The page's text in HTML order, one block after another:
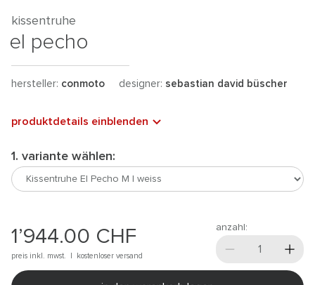
kissentruhe
el pecho
hersteller: conmoto designer: sebastian david büscher
produktdetails einblenden
1. variante wählen:
1’944.00 CHF
preis inkl. mwst. | kostenloser versand
anzahl: